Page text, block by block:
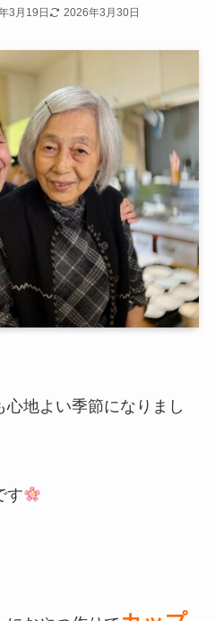
3月19日 2026年3月30日
地よい季節になりまし
す